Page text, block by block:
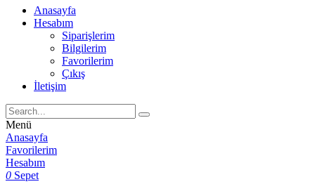
Anasayfa
Hesabım
Siparişlerim
Bilgilerim
Favorilerim
Çıkış
İletişim
Menü
Anasayfa
Favorilerim
Hesabım
0 Sepet